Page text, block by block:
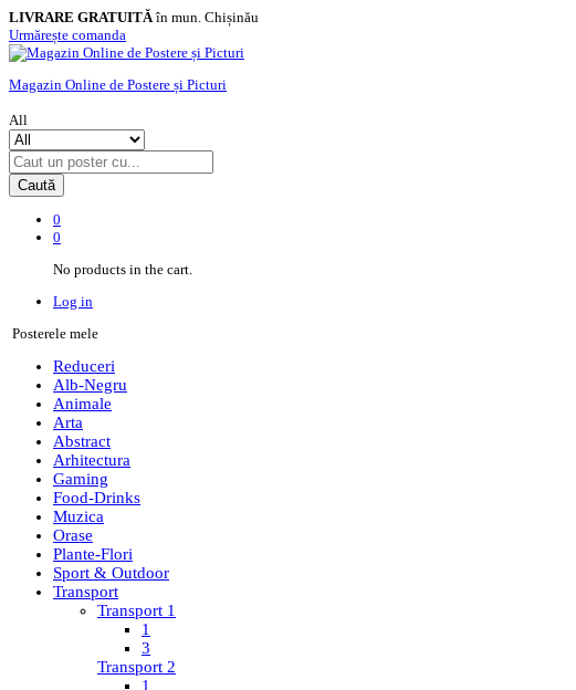
LIVRARE GRATUITĂîn mun. Chișinău
Urmărește comanda
Magazin Online de Postere și Picturi
All
Caută
0
0
No products in the cart.
Log in
Posterele mele
Reduceri
Alb-Negru
Animale
Arta
Abstract
Arhitectura
Gaming
Food-Drinks
Muzica
Orase
Plante-Flori
Sport & Outdoor
Transport
Transport 1
1
3
Transport 2
1